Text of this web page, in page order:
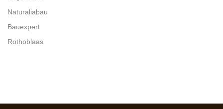
Naturaliabau
Bauexpert
Rothoblaas